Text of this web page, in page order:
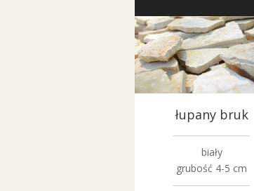
łupany bruk
biały
grubość 4-5 cm